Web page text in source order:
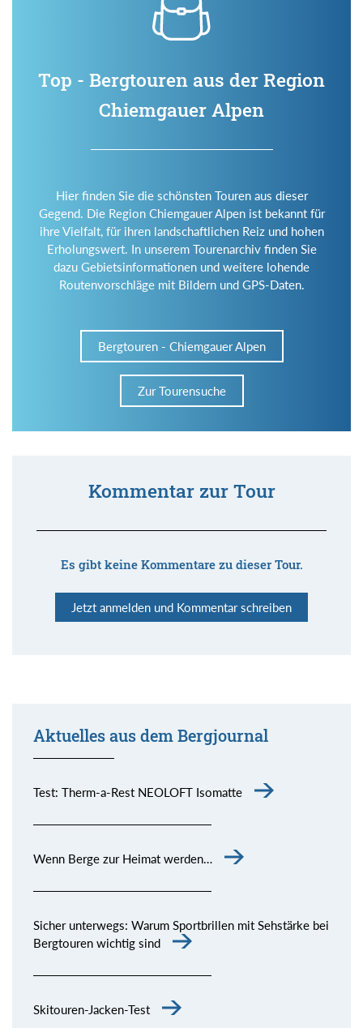
Top - Bergtouren aus der Region
Chiemgauer Alpen
Hier finden Sie die schönsten Touren aus dieser
Gegend. Die Region Chiemgauer Alpen ist bekannt für
ihre Vielfalt, für ihren landschaftlichen Reiz und hohen
Erholungswert. In unserem Tourenarchiv finden Sie
dazu Gebietsinformationen und weitere lohende
Routenvorschläge mit Bildern und GPS-Daten.
Bergtouren - Chiemgauer Alpen
Zur Tourensuche
Kommentar zur Tour
Es gibt keine Kommentare zu dieser Tour.
Jetzt anmelden und Kommentar schreiben
Aktuelles aus dem Bergjournal
Test: Therm-a-Rest NEOLOFT Isomatte
Wenn Berge zur Heimat werden…
Sicher unterwegs: Warum Sportbrillen mit Sehstärke bei
Bergtouren wichtig sind
Skitouren-Jacken-Test